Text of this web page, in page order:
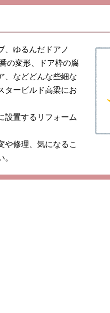
、ゆるんだドアノ
の変形、ドア枠の腐
、などどんな些細な
タービルド高梁にお
設置するリフォーム
や修理、気になるこ